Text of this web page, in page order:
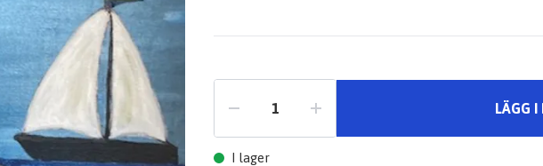
LÄGG I
I lager